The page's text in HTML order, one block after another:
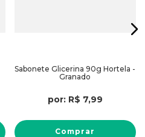
Sabonete Glicerina 90g Hortela -
Granado
por: R$ 7,99
Comprar